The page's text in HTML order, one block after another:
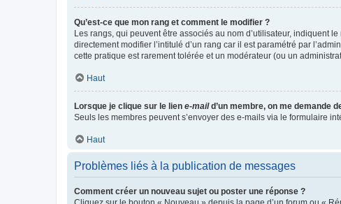
Qu’est-ce que mon rang et comment le modifier ?
Les rangs, qui peuvent être associés au nom d’utilisateur, indiquent
directement modifier l’intitulé d’un rang car il est paramétré par
cette pratique est rarement tolérée et un modérateur (ou un
Haut
Lorsque je clique sur le lien e-maild’un membre, on me demande
Seuls les membres peuvent s’envoyer des e-mails via le formulaire
Haut
Problèmes liés à la publication de messages
Comment créer un nouveau sujet ou poster une réponse ?